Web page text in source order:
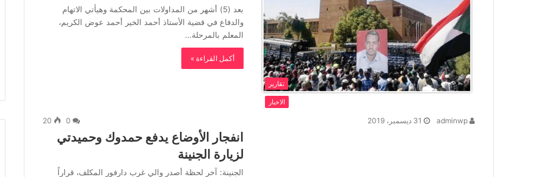
تقارير
بعد (5) أشهر من المداولات بين المحكمة وهيأتي الاتهام
والدفاع في قضية الأستاذ أحمد الخير أحمد عوض الكريم،
المعلم بالمرحلة…
أكمل القراءة »
الاخبار
31 ديسمبر، 2019 20
انفجار الأوضاع يدفع حمدوك وحميدتي
لزيارة الجنينة
الجنينة: آخر لحظة أصدر والي غرب دارفور المكلف، قراراً